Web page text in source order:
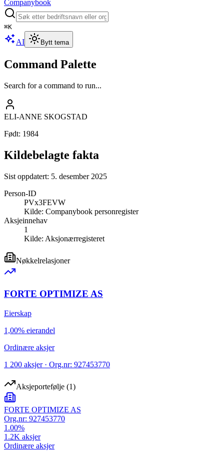
Companybook
⌘K
AI Bytt tema
Command Palette
Search for a command to run...
ELI-ANNE SKOGSTAD
Født: 1984
Kildebelagte fakta
Sist oppdatert: 5. desember 2025
Person-ID
PVx3FEVW
Kilde: Companybook personregister
Aksjeinnehav
1
Kilde: Aksjonærregisteret
Nøkkelrelasjoner
FORTE OPTIMIZE AS
Eierskap
1,00% eierandel
Ordinære aksjer
1 200 aksjer · Org.nr: 927453770
Aksjeportefølje (1)
FORTE OPTIMIZE AS
Org.nr: 927453770
1.00%
1.2K aksjer
Ordinære aksjer